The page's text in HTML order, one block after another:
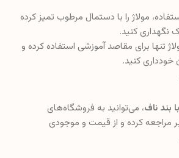
مولاژ را با دستمال مرطوب تمیز کرده
کنید.
تنها برای مقاصد آموزشی استفاده کرده و
خودداری کنید.
بند ناف، می‌توانید به فروشگاه‌های
مراجعه کرده و از قیمت و موجودی